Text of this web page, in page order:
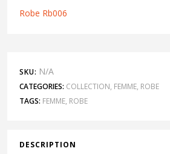
Robe Rb006
SKU: N/A
CATEGORIES: COLLECTION, FEMME, ROBE
TAGS: FEMME, ROBE
DESCRIPTION